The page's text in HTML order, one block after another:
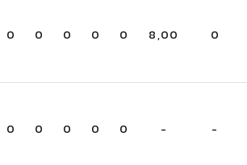
0 0 0 0 0 8,00 0
0 0 0 0 0 - -